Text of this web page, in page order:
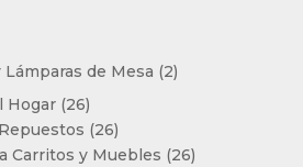
Lámparas de Mesa 22
Hogar 2626
productos
2626
productos
Carritos y Muebles 2626